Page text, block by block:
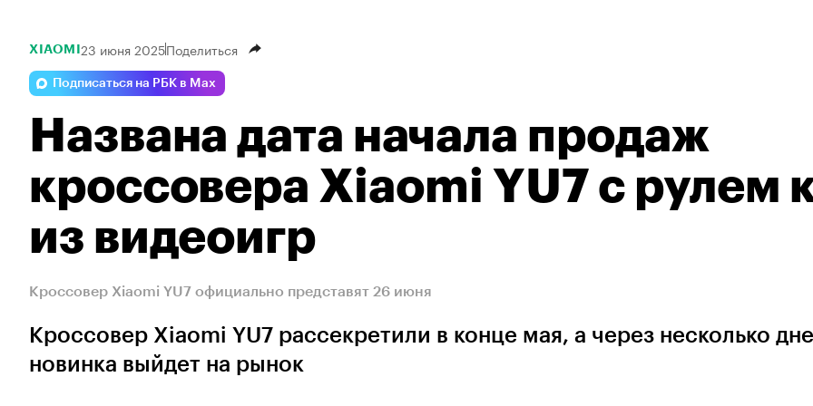
XIAOMI 23 июня 2025Поделиться
Подписаться на РБК в Max
Названа дата начала продаж
кроссовера Xiaomi YU7 с рулем
из видеоигр
Кроссовер Xiaomi YU7 официально представят 26 июня
Кроссовер Xiaomi YU7 рассекретили в конце мая, а через несколько
новинка выйдет на рынок